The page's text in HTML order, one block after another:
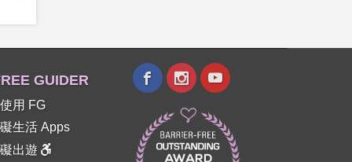
GUIDER
用 FG
生活 Apps
出遊